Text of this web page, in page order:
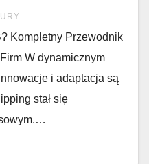
Kompletny Przewodnik
W dynamicznym
i adaptacja są
stał się